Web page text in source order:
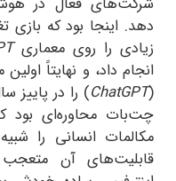
دهد. اینجا بود که بازی
زیادی را روی معماری
انجام داد، و نهایتاً
(
ChatGPT
چت‌بات محاوره‌ای
مکالمات انسانی را
قابلیت‌های آن متعجب